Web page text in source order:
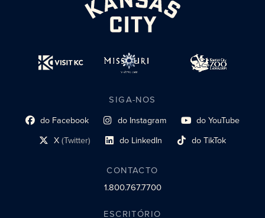
SIGA-NOS
Link do perfil social
do Facebook Link do perfil social
do Instagram Link do perfil social
do YouTube
Link do perfil social
X(Twitter) Link do perfil social
do LinkedIn Link do perfil social
do TikTok
CONTACTO
1.800.767.7700
ESCRITÓRIO